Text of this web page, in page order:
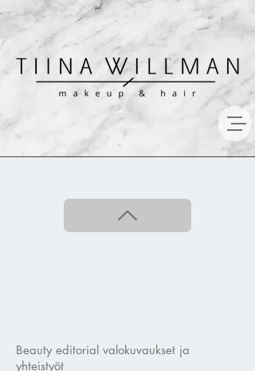
Beauty editorial valokuvaukset ja
yhteistyöt